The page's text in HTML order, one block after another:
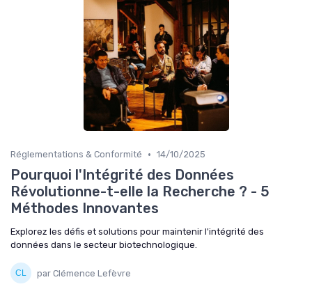
Réglementations & Conformité • 14/10/2025
Pourquoi l'Intégrité des Données
Révolutionne-t-elle la Recherche ? - 5
Méthodes Innovantes
Explorez les défis et solutions pour maintenir l'intégrité des
données dans le secteur biotechnologique.
par Clémence Lefèvre